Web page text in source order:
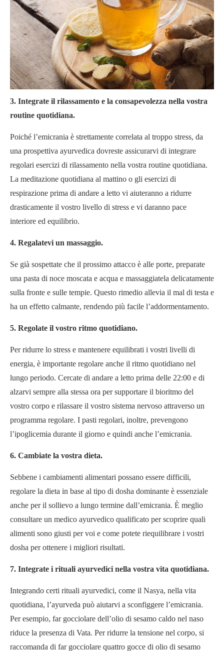
3. Integrate il rilassamento e la consapevolezza nella vostra
routine quotidiana.
Poiché l’emicrania è strettamente correlata al troppo stress, da
una prospettiva ayurvedica dovreste assicurarvi di integrare
regolari esercizi di rilassamento nella vostra routine quotidiana.
La meditazione quotidiana al mattino o gli esercizi di
respirazione prima di andare a letto vi aiuteranno a ridurre
drasticamente il vostro livello di stress e vi daranno pace
interiore ed equilibrio.
4. Regalatevi un massaggio.
Se già sospettate che il prossimo attacco è alle porte, preparate
una pasta di noce moscata e acqua e massaggiatela delicatamente
sulla fronte e sulle tempie. Questo rimedio allevia il mal di testa e
ha un effetto calmante, rendendo più facile l’addormentamento.
5. Regolate il vostro ritmo quotidiano.
Per ridurre lo stress e mantenere equilibrati i vostri livelli di
energia, è importante regolare anche il ritmo quotidiano nel
lungo periodo. Cercate di andare a letto prima delle 22:00 e di
alzarvi sempre alla stessa ora per supportare il bioritmo del
vostro corpo e rilassare il vostro sistema nervoso attraverso un
programma regolare. I pasti regolari, inoltre, prevengono
l’ipoglicemia durante il giorno e quindi anche l’emicrania.
6. Cambiate la vostra dieta.
Sebbene i cambiamenti alimentari possano essere difficili,
regolare la dieta in base al tipo di dosha dominante è essenziale
anche per il sollievo a lungo termine dall’emicrania. È meglio
consultare un medico ayurvedico qualificato per scoprire quali
alimenti sono giusti per voi e come potete riequilibrare i vostri
dosha per ottenere i migliori risultati.
7. Integrate i rituali ayurvedici nella vostra vita quotidiana.
Integrando certi rituali ayurvedici, come il Nasya, nella vita
quotidiana, l’ayurveda può aiutarvi a sconfiggere l’emicrania.
Per esempio, far gocciolare dell’olio di sesamo caldo nel naso
riduce la presenza di Vata. Per ridurre la tensione nel corpo, si
raccomanda di far gocciolare quattro gocce di olio di sesamo